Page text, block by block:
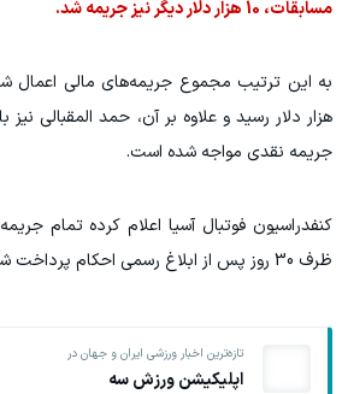
مسابقات، 10 هزار دلار دیگر نیز جریمه شد.
هزار دلار رسید و علاوه بر آن، حمد المقبالی
جریمه نقدی مواجه شده است.
کنفدراسیون فوتبال آسیا اعلام کرده تمام
ظرف 30 روز پس از ابلاغ رسمی احکام پرداخت شوند.
تازه‌ترین اخبار ورزشی ایران و جهان در
اپلیکیشن ورزش سه